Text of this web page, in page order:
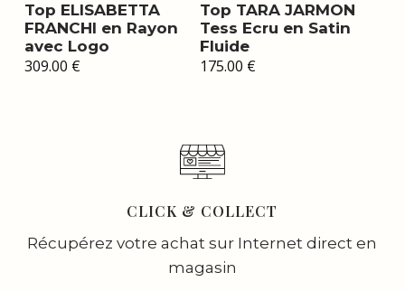
Top ELISABETTA
FRANCHI en Rayon
avec Logo
309.00 €
Top TARA JARMON
Tess Ecru en Satin
Fluide
175.00 €
CLICK & COLLECT
Récupérez votre achat sur Internet direct en
magasin